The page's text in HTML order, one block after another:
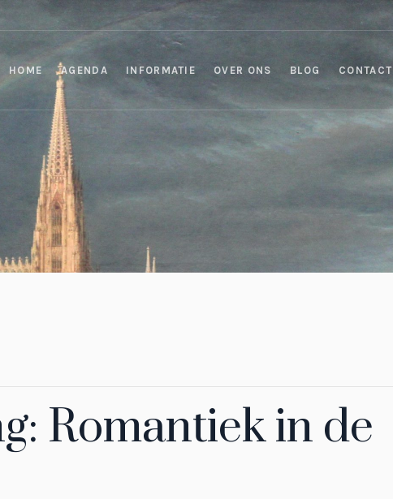
HOME AGENDA INFORMATIE OVER ONS BLOG CONTACT
Romantiek in de